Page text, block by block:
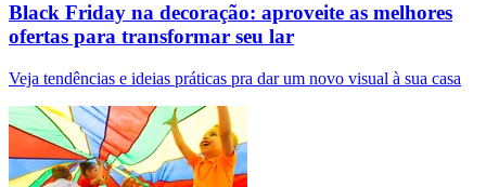
Black Friday na decoração: aproveite as melhores
ofertas para transformar seu lar
Veja tendências e ideias práticas pra dar um novo visual à sua casa